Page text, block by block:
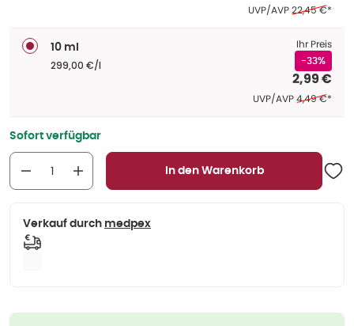
UVP/AVPEhemaliger
22,45 €*
10 ml
299,00 €/l
Ihr Preis
-33%
2,99 €
UVP/AVPEhemaliger
4,49 €*
Sofort verfügbar
In den Warenkorb
Verkauf durch medpex